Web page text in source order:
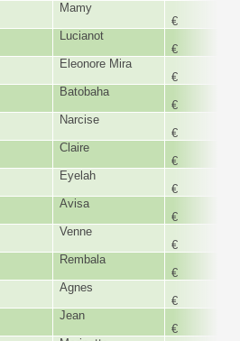
Mamy
€
Lucianot
€
Eleonore Mira
€
Batobaha
€
Narcise
€
Claire
€
Eyelah
€
Avisa
€
Venne
€
Rembala
€
Agnes
€
Jean
€